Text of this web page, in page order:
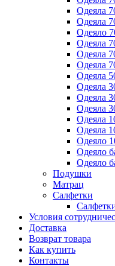
Одеяла
Одеяла
Одеяло
Одеяла
Одеяла
Одеяла
Одеяла
Одеяла
Одеяла
Одеяла
Одеяла
Одеяла
Одеяло
Одеяло
Одеяло
Подушки
Матрац
Салфетки
Условия
Доставка
Возврат товара
Как купить
Контакты